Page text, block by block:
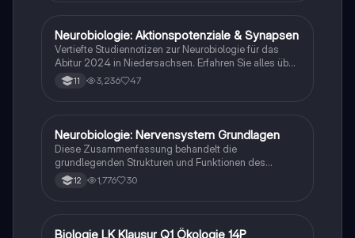
Biologie
Neurobiologie: Aktionspotenziale & Synapsen
Vertiefte Studiennotizen zur Neurobiologie für das
Abitur 2024 in Niedersachsen. Erfahren Sie alles über
Aktionspotenziale, Ruhepotenziale, synaptische
Integration, die Rolle von Neurotransmittern, die
Schüler, die sich auf Prüfungen vorbereiten und ein
tiefes Verständnis der neuronalen Signalübertragung
entwickeln möchten.
11 3,236 47
Biologie
Neurobiologie: Nervensystem Grundlagen
Diese Zusammenfassung behandelt die
grundlegenden Strukturen und Funktionen des
Nervensystems, einschließlich Neuronen, Gliazellen,
Ruhepotential, Aktionspotential und synaptische
Signalübertragung und die Auswirkungen von
12 1,776 30
Biologie
Biologie LK Klausur Q1 Ökologie 14P